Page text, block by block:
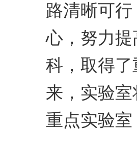
路清晰可
心，努力
科，取得
来，实验
重点实验